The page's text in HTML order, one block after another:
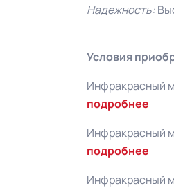
Надежность:
Условия
Инфракрасный
подробнее
Инфракрасный
подробнее
Инфракрасный